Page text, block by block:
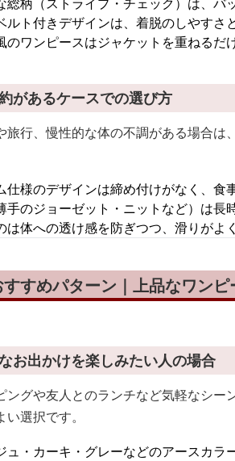
ルト付きデザインは、着脱のしやすさ
のワンピースはジャケットを重ねるだ
があるケースでの選び方
行、慢性的な体の不調がある場合は、
仕様のデザインは締め付けがなく、食
手のジョーゼット・ニットなど）は長
は体への透け感を防ぎつつ、滑りがよ
すめパターン｜上品なワンピ
お出かけを楽しみたい人の場合
ングや友人とのランチなど気軽なシー
選択です。
ュ・カーキ・グレーなどのアースカラ